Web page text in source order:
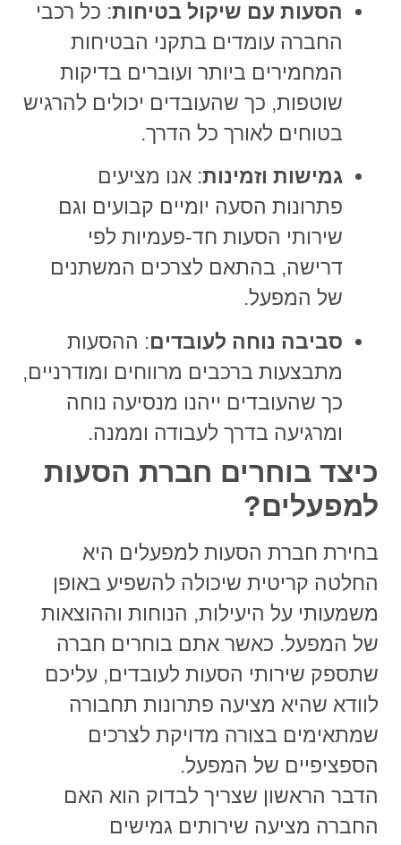
הסעות עם שיקול בטיחות: כל רכבי
החברה עומדים בתקני הבטיחות
המחמירים ביותר ועוברים בדיקות
שוטפות, כך שהעובדים יכולים להרגיש
בטוחים לאורך כל הדרך.
גמישות וזמינות: אנו מציעים
פתרונות הסעה יומיים קבועים וגם
שירותי הסעות חד-פעמיות לפי
דרישה, בהתאם לצרכים המשתנים
של המפעל.
סביבה נוחה לעובדים: ההסעות
מתבצעות ברכבים מרווחים ומודרניים,
כך שהעובדים ייהנו מנסיעה נוחה
ומרגיעה בדרך לעבודה וממנה.
כיצד בוחרים חברת הסעות
למפעלים?
בחירת חברת הסעות למפעלים היא
החלטה קריטית שיכולה להשפיע באופן
משמעותי על היעילות, הנוחות וההוצאות
של המפעל. כאשר אתם בוחרים חברה
שתספק שירותי הסעות לעובדים, עליכם
לוודא שהיא מציעה פתרונות תחבורה
שמתאימים בצורה מדויקת לצרכים
הספציפיים של המפעל.
הדבר הראשון שצריך לבדוק הוא האם
החברה מציעה שירותים גמישים